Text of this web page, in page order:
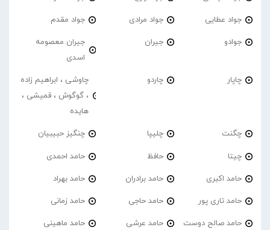
جواد عطایی جواد مرادی جواد مقدم
جوادو جیران
جیران معصومه
اسدی
چاپار چاردو
چاوشی ، ابراهیم زاده
، گوگوش ، قمیشی ،
هایده
چگنت چلیپا چنگیز حبیبیان
چیتا حافظ حامد احمدی
حامد اکبری حامد برادران حامد بهراد
حامد تاری پور حامد حاجی حامد زمانی
حامد صالح دوست حامد عرشی حامد ماهینی